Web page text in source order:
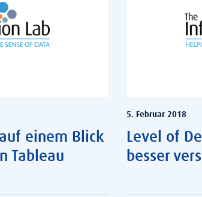
einem Blick
Tableau
5. Februar 2018
Level of
besser